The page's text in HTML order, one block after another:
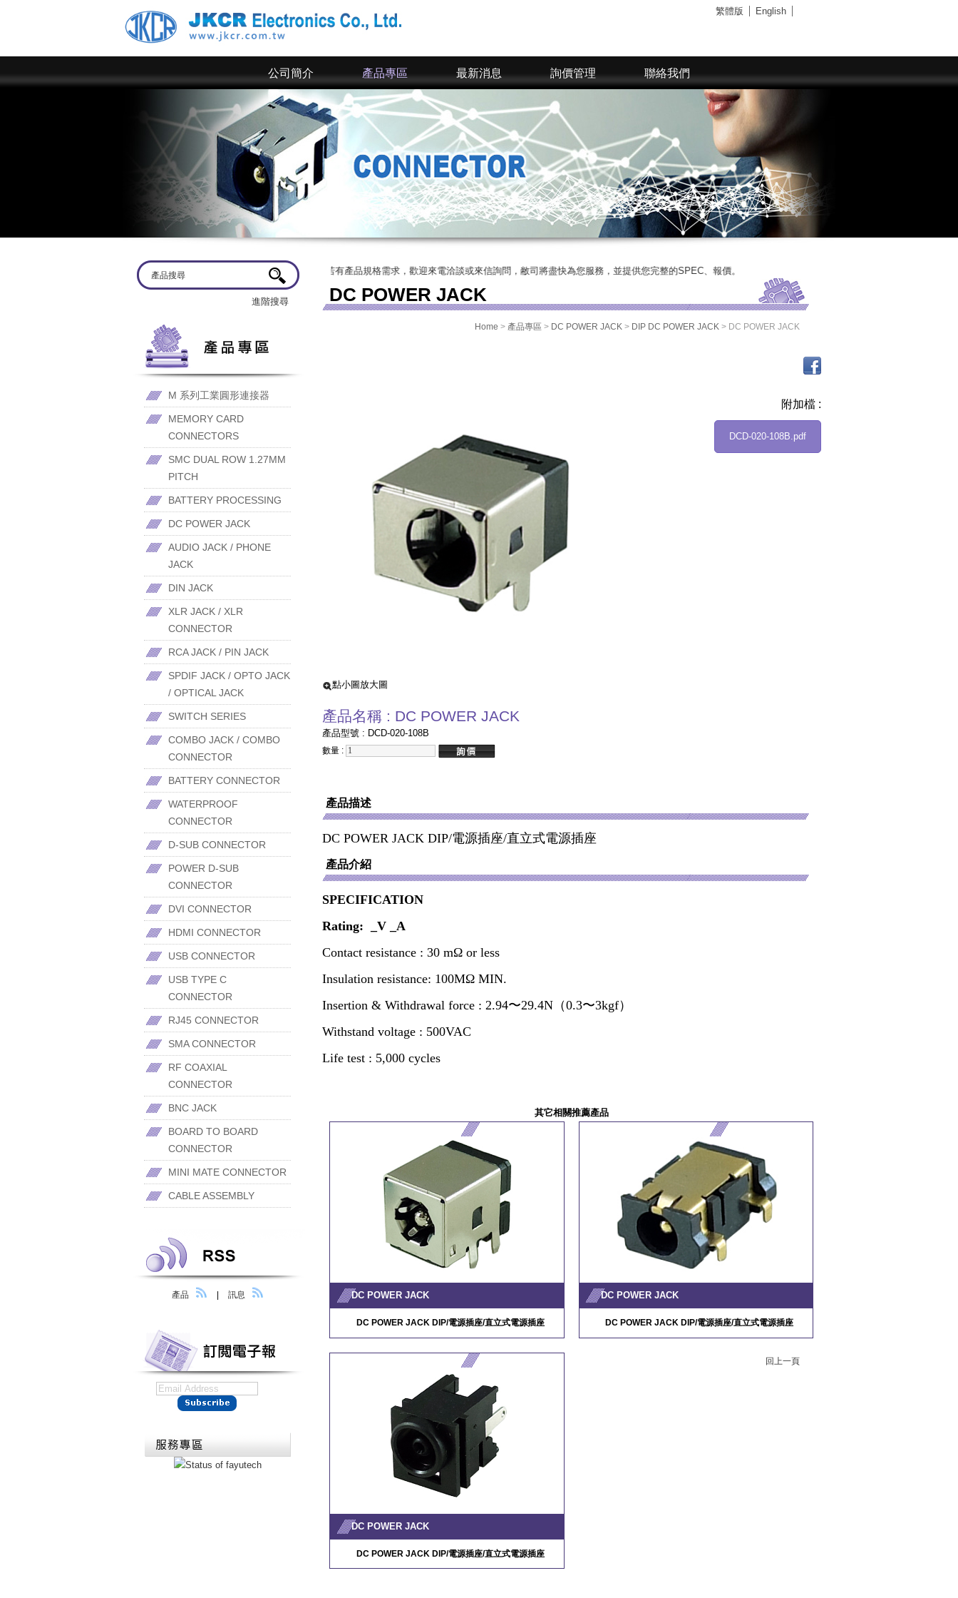
繁體版 English
公司簡介 產品專區 最新消息 詢價管理 聯絡我們
歡迎蒞臨京政電子~ 網站上僅為一部分規格，倘若有產品規格需求，歡迎來電洽談或來信詢問，敝司將盡快為您服務，並提供您完整的SPEC、報價。
DC POWER JACK
Home > 產品專區 > DC POWER JACK > DIP DC POWER JACK > DC POWER JACK
附加檔 :
DCD-020-108B.pdf
點小圖放大圖
產品名稱 : DC POWER JACK
產品型號 : DCD-020-108B
數量 :
產品描述
DC POWER JACK DIP/電源插座/直立式電源插座
產品介紹
SPECIFICATION
Rating: _V _A
Contact resistance : 30 mΩ or less
Insulation resistance: 100MΩ MIN.
Insertion & Withdrawal force : 2.94〜29.4N （0.3〜3kgf）
Withstand voltage : 500VAC
Life test : 5,000 cycles
其它相關推薦產品
DC POWER JACK
DC POWER JACK DIP/電源插座/直立式電源插座
DC POWER JACK
DC POWER JACK DIP/電源插座/直立式電源插座
DC POWER JACK
DC POWER JACK DIP/電源插座/直立式電源插座
回上一頁
進階搜尋
M 系列工業圓形連接器
MEMORY CARD
CONNECTORS
SMC DUAL ROW 1.27MM
PITCH
BATTERY PROCESSING
DC POWER JACK
AUDIO JACK / PHONE
JACK
DIN JACK
XLR JACK / XLR
CONNECTOR
RCA JACK / PIN JACK
SPDIF JACK / OPTO JACK
/ OPTICAL JACK
SWITCH SERIES
COMBO JACK / COMBO
CONNECTOR
BATTERY CONNECTOR
WATERPROOF
CONNECTOR
D-SUB CONNECTOR
POWER D-SUB
CONNECTOR
DVI CONNECTOR
HDMI CONNECTOR
USB CONNECTOR
USB TYPE C
CONNECTOR
RJ45 CONNECTOR
SMA CONNECTOR
RF COAXIAL
CONNECTOR
BNC JACK
BOARD TO BOARD
CONNECTOR
MINI MATE CONNECTOR
CABLE ASSEMBLY
產品 訊息